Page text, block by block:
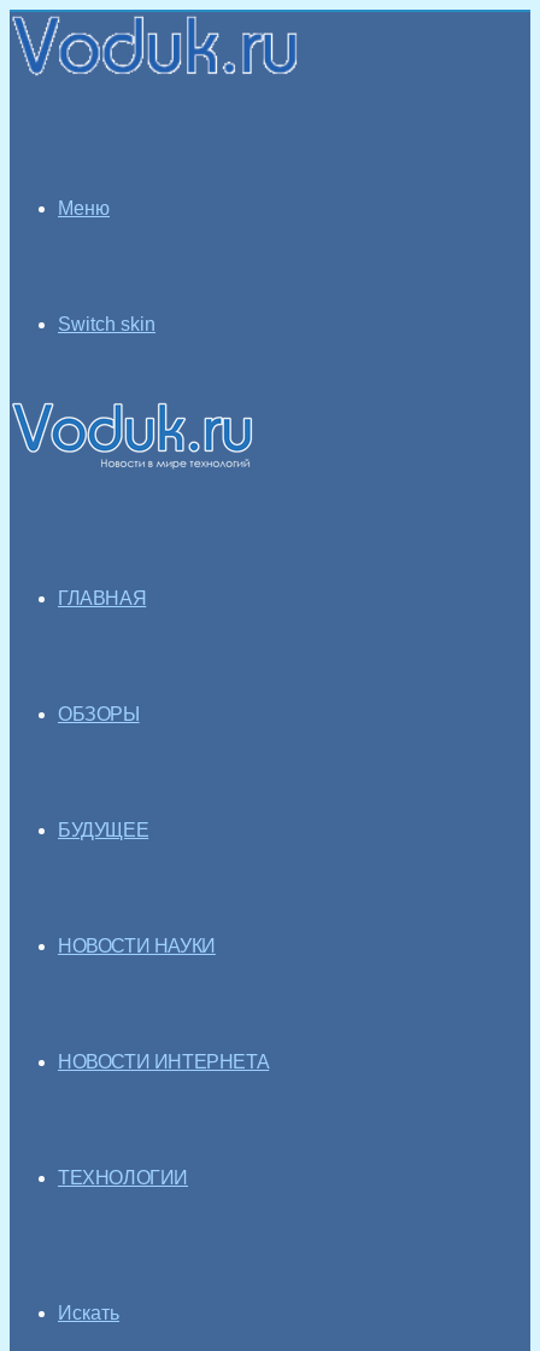
Меню
Switch skin
ГЛАВНАЯ
ОБЗОРЫ
БУДУЩЕЕ
НОВОСТИ НАУКИ
НОВОСТИ ИНТЕРНЕТА
ТЕХНОЛОГИИ
Искать